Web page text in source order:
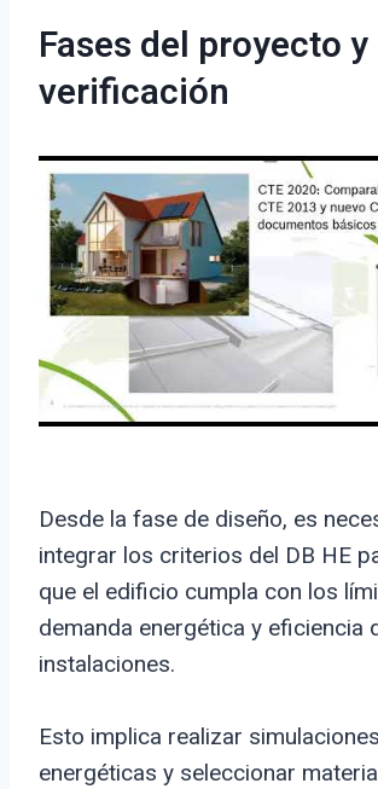
Fases del proyecto y
verificación
Desde la fase de diseño, es
integrar los criterios del DB HE
que el edificio cumpla con los
demanda energética y eficiencia
instalaciones.
Esto implica realizar simulaciones
energéticas y seleccionar